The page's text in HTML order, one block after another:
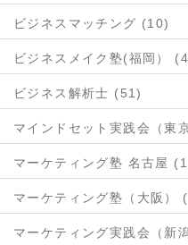
ビジネスマッチング (10)
ビジネスメイク塾(福岡）
ビジネス解析士 (51)
マインドセット実践会（東
マーケティング塾 名古屋
マーケティング塾（大阪）
マーケティング実践会（新